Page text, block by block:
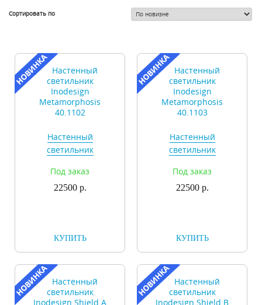
Сортировать по
Настенный
светильник
Metamorphosis
40.1102
Под заказ
22500 р.
КУПИТЬ
Настенный
светильник
Metamorphosis
40.1103
Под заказ
22500 р.
КУПИТЬ